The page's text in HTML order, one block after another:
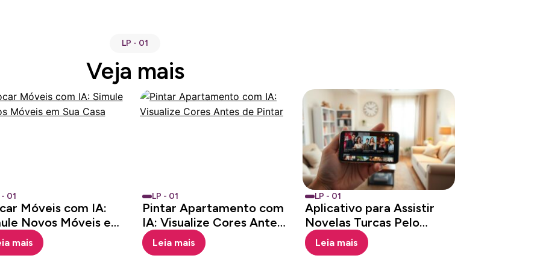
LP - 01
Veja mais
01
Móveis com IA:
Novos Móveis em
mais
LP - 01
Pintar Apartamento com
IA: Visualize Cores Antes
de Pintar
Leia mais
LP - 01
Aplicativo para Assistir
Novelas Turcas Pelo
Celular
Leia mais